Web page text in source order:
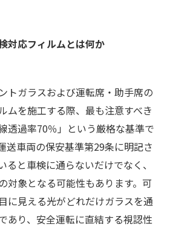
対応フィルムとは何か
トガラスおよび運転席・助手席の
ムを施工する際、最も注意すべき
透過率70％」という厳格な基準で
送車両の保安基準第29条に明記さ
ると車検に通らないだけでなく、
対象となる可能性もあります。可
に見える光がどれだけガラスを通
あり、安全運転に直結する視認性